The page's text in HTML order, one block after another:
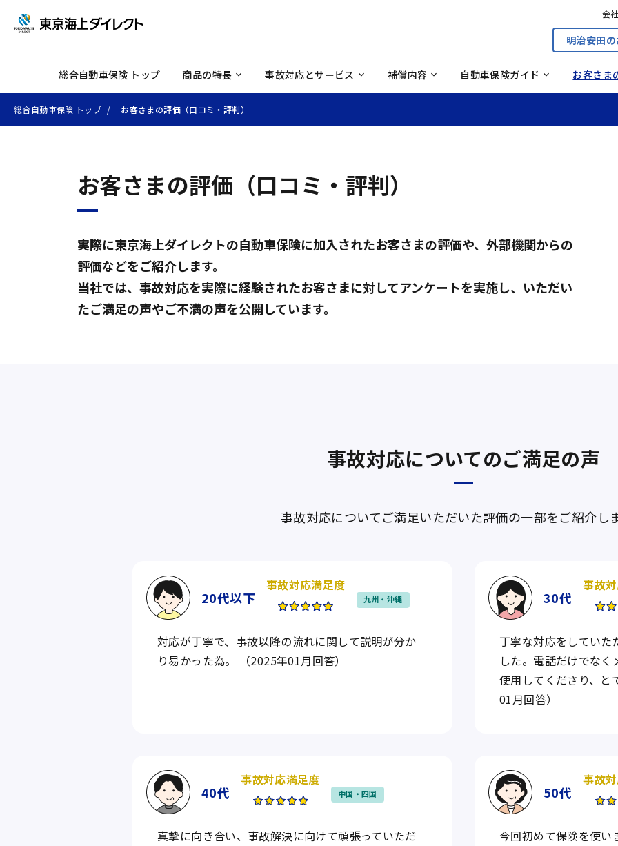
会
明治安田
総合自動車保険 トップ 商品の特長
事故のない社会をつくる取
（Safe Drive With）
事故対応とサービス
補償内容
自動車保険ガイド
自動車お役立ちコラム
お客さま
見積もりから申し込みの
従
覧
総合自動車保険 トップ お客さまの評価（口コミ・評判）
お客さまの評価 （口コミ・評判）
実際に東京海上ダイレクトの自動車保険に加入されたお客さまの評価や、外部機関からの
評価などをご紹介します。
当社では、事故対応を実際に経験されたお客さまに対してアンケートを実施し、いただい
たご満足の声やご不満の声を公開しています。
事故対応についてのご満足の声
事故対応についてご満足いただいた評価の一部をご紹介し
20代以下
事故対応満足度
九州・沖縄
対応が丁寧で、事故以降の流れに関して説明が分か
り易かった為。 （2025年01月回答）
30代
事故
丁寧な対応をしてい
した。電話だけでな
使用してくださり、と
01月回答）
40代
事故対応満足度
中国・四国
真摯に向き合い、事故解決に向けて頑張っていただ
50代
事故
今回初めて保険を使い